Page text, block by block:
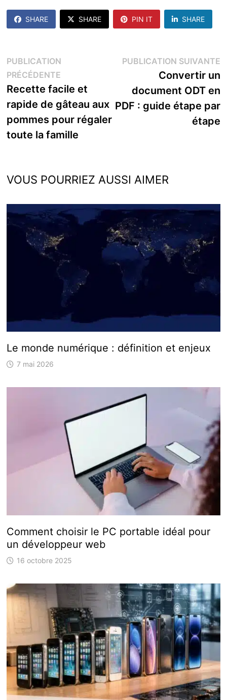
SHARE SHARE PIN IT SHARE
Navigation
de
l’article
PUBLICATION
PRÉCÉDENTEPublication
précédente :
Recette facile et
rapide de gâteau aux
pommes pour régaler
toute la famille
PUBLICATION SUIVANTE
Convertir un
document ODT en
PDF : guide étape par
étape
VOUS POURRIEZ AUSSI AIMER
Le monde numérique : définition et enjeux
7 mai 2026
Comment choisir le PC portable idéal pour
un développeur web
16 octobre 2025